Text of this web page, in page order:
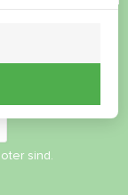
sind.